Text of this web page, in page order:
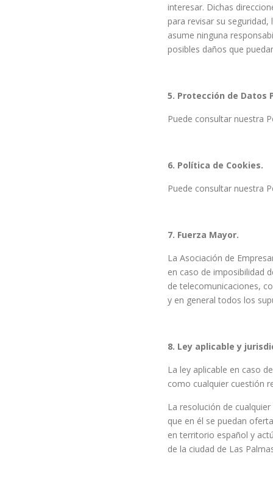
interesar. Dichas
para revisar su
asume ninguna
posibles daños que
5. Protección de Datos
Puede consultar nuestra
6. Política de Cookies.
Puede consultar nuestra
7. Fuerza Mayor.
La Asociación de
en caso de imposibilidad
de telecomunicaciones,
y en general todos los
8. Ley aplicable y
La ley aplicable en caso
como cualquier cuestión
La resolución de
que en él se puedan
en territorio español y
de la ciudad de Las